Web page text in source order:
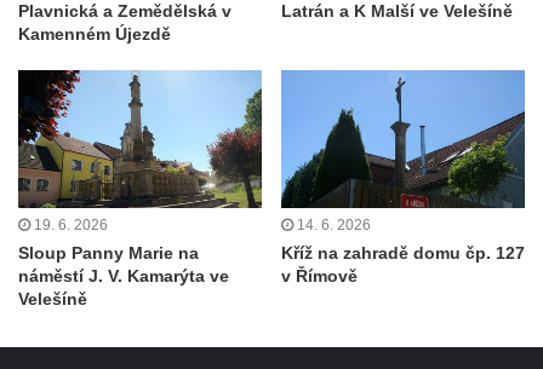
Sloup Panny Marie v Lomnici nad Popelkou
Sloup (pilíř) Panny Marie v Jezvé
Sloup Panny Marie v Horní Libchavě
Sloup Panny Marie v Markvarticích
Sloup Panny Marie v Hodkovicích nad
Sloup Panny Marie v Českém Dubu
Plavnická a Zemědělská v
Kamenném Újezdě
Latrán a K Malší ve Velešíně
19. 6. 2026
Sloup Panny Marie na
náměstí J. V. Kamarýta ve
Velešíně
14. 6. 2026
Kříž na zahradě domu čp. 127
v Římově